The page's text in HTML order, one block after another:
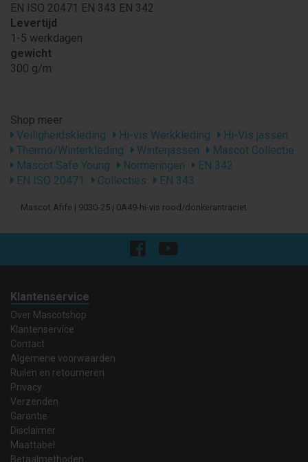
EN ISO 20471 EN 343 EN 342
Levertijd
1-5 werkdagen
gewicht
300 g/m
Shop meer
Veiligheidskleding
Hi-vis Werkkleding
Hi-Vis jassen
Thermo/Winterkleding
Winterjassen
Mascot Collectie
Mascot Safe Young
Normeringen
EN 342
EN ISO 20471
Collecties EN 343
Mascot Afife | 9030-25 | 0A49-hi-vis rood/donkerantraciet
Klantenservice
Over Mascotshop
Klantenservice
Contact
Algemene voorwaarden
Ruilen en retourneren
Privacy
Verzenden
Garantie
Disclaimer
Maattabel
Betaalmethoden